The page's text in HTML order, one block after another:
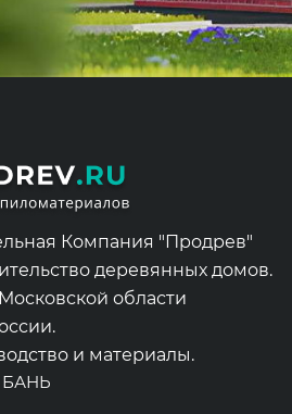
Компания "Продрев"
деревянных домов.
области
и материалы.